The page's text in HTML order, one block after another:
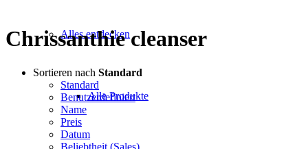
Alles entdecken
Alle Produkte
Chrissanthie cleanser
Sortieren nach Standard
Standard
Benutzerdefiniert
Name
Preis
Datum
Beliebtheit (Sales)